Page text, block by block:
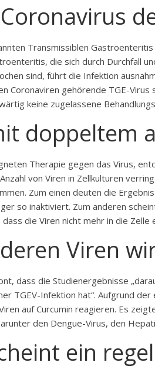
Transmissiblen
die sich durch Durchfall
sind, führt die Infektion
Coronaviren gehörende TGE-
keine zugelassene
doppeltem
Therapie gegen das Virus,
von Viren in Zellkulturen
Zum einen deuten die
so inaktiviert. Zum anderen
die Viren nicht mehr in die Zelle
Viren
dass die Studienergebnisse
TGEV-Infektion hat“. Aufgrund
auf Curcumin reagieren. Es
den Dengue-Virus, den
ein